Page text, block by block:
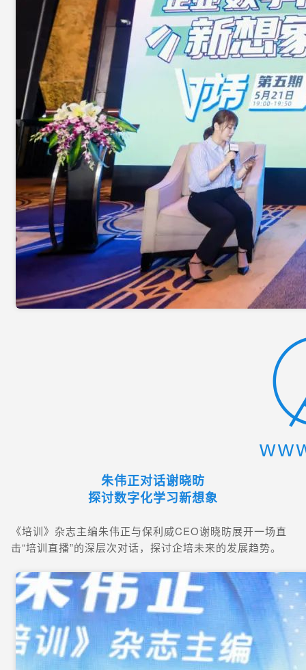
朱伟正对话谢晓昉
探讨数字化学习新想象
《培训》杂志主编朱伟正与保利威CEO谢晓昉展开一场直
击“培训直播”的深层次对话，探讨企培未来的发展趋势。